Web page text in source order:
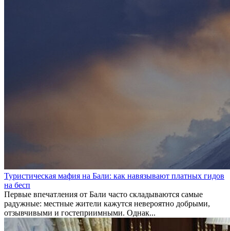
Туристическая мафия на Бали: как навязывают платных гидов
на бесп
Первые впечатления от Бали часто складываются самые
радужные: местные жители кажутся невероятно добрыми,
отзывчивыми и гостеприимными. Однак...